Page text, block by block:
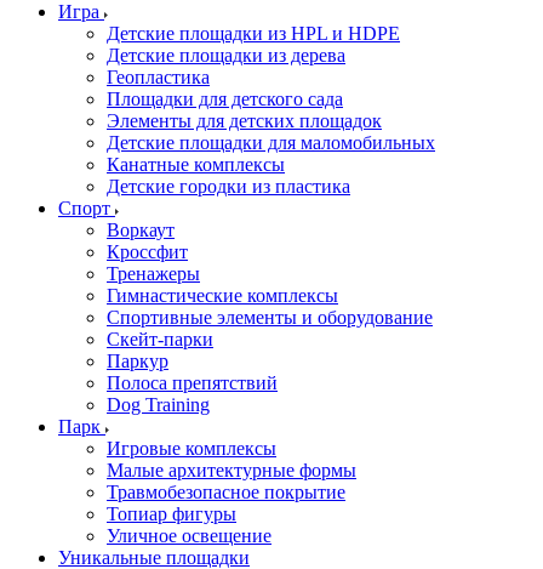
Игра
Детские площадки из HPL и HDPE
Детские площадки из дерева
Геопластика
Площадки для детского сада
Элементы для детских площадок
Детские площадки для маломобильных
Канатные комплексы
Детские городки из пластика
Спорт
Воркаут
Кроссфит
Тренажеры
Гимнастические комплексы
Спортивные элементы и оборудование
Скейт-парки
Паркур
Полоса препятствий
Dog Training
Парк
Игровые комплексы
Малые архитектурные формы
Травмобезопасное покрытие
Топиар фигуры
Уличное освещение
Уникальные площадки